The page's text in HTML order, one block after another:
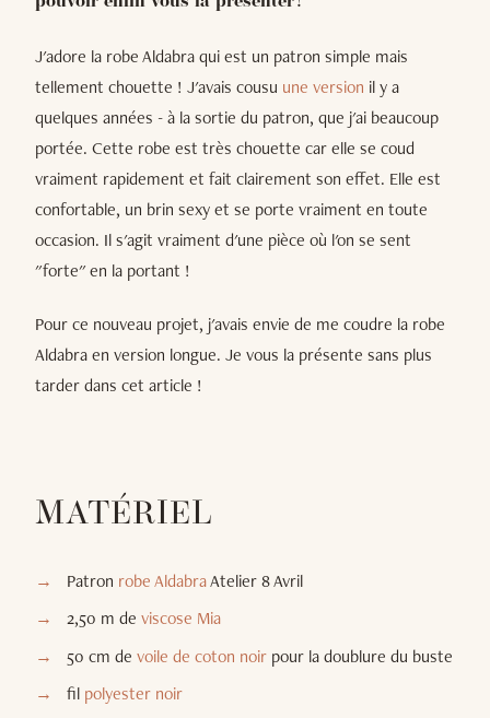
J'adore la robe Aldabra qui est un patron simple mais
tellement chouette ! J'avais cousu une version il y a
quelques années - à la sortie du patron, que j'ai beaucoup
portée. Cette robe est très chouette car elle se coud
vraiment rapidement et fait clairement son effet. Elle est
confortable, un brin sexy et se porte vraiment en toute
occasion. Il s'agit vraiment d'une pièce où l'on se sent
"forte" en la portant !
Pour ce nouveau projet, j'avais envie de me coudre la robe
Aldabra en version longue. Je vous la présente sans plus
tarder dans cet article !
MATÉRIEL
Patron robe AldabraAtelier 8 Avril
2,50 m de viscose Mia
50 cm de voile de coton noirpour la doublure du buste
fil polyester noir